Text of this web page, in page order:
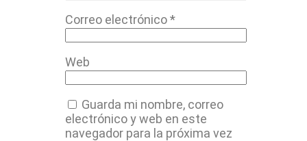
Correo electrónico*
Web
Guarda mi nombre, correo
electrónico y web en este
navegador para la próxima vez